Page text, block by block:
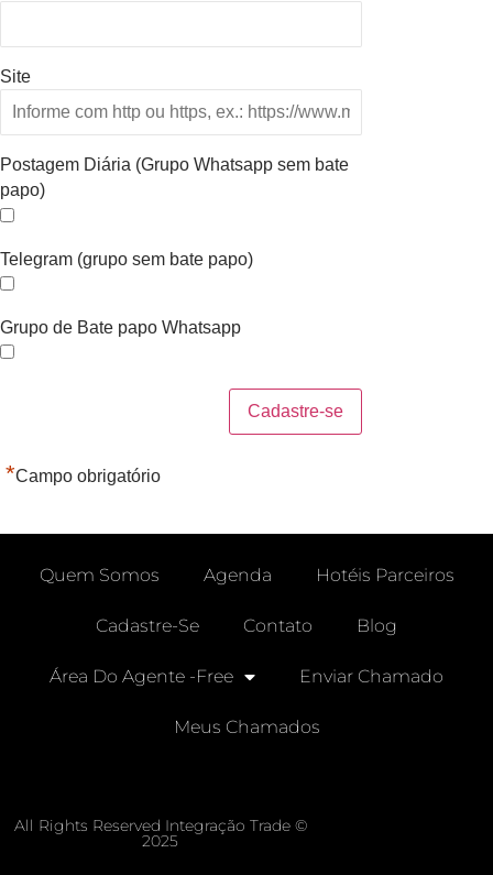
Site
Postagem Diária (Grupo Whatsapp sem bate
papo)
Telegram (grupo sem bate papo)
Grupo de Bate papo Whatsapp
*Campo obrigatório
Quem Somos Agenda Hotéis Parceiros
Cadastre-Se Contato Blog
Área Do Agente -free Enviar Chamado
Meus Chamados
All Rights Reserved Integração Trade ©
2025